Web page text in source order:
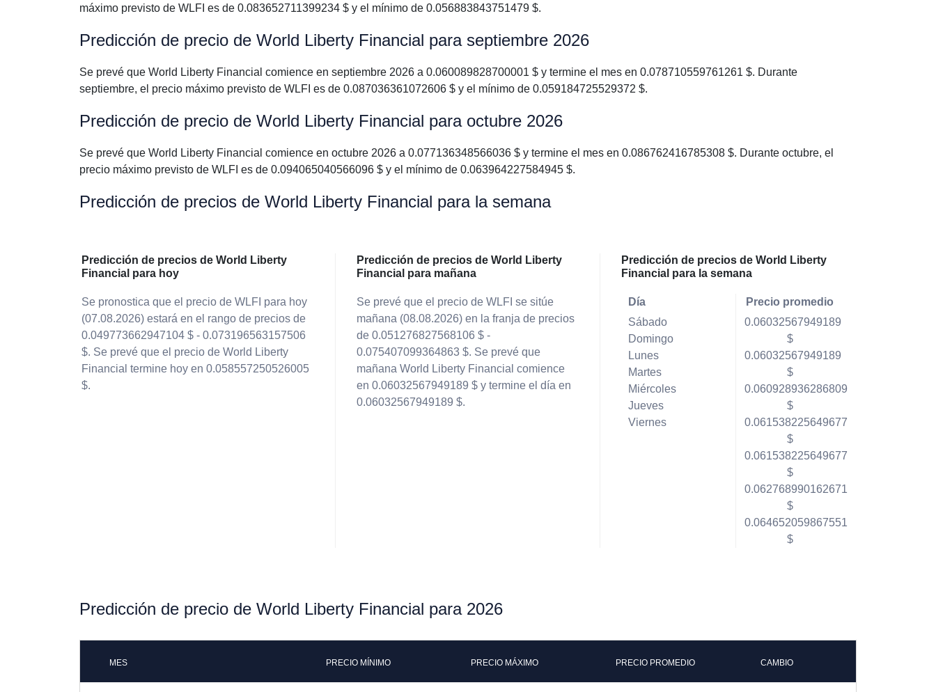
máximo previsto de WLFI es de 0.083652711399234 $ y el mínimo de 0.056883843751479 $.
Predicción de precio de World Liberty Financial para septiembre 2026
Se prevé que World Liberty Financial comience en septiembre 2026 a 0.060089828700001 $ y termine el mes en 0.078710559761261 $. Durante
septiembre, el precio máximo previsto de WLFI es de 0.087036361072606 $ y el mínimo de 0.059184725529372 $.
Predicción de precio de World Liberty Financial para octubre 2026
Se prevé que World Liberty Financial comience en octubre 2026 a 0.077136348566036 $ y termine el mes en 0.086762416785308 $. Durante octubre, el
precio máximo previsto de WLFI es de 0.094065040566096 $ y el mínimo de 0.063964227584945 $.
Predicción de precios de World Liberty Financial para la semana
Predicción de precios de World Liberty
Financial para hoy
Se pronostica que el precio de WLFI para hoy
(07.08.2026) estará en el rango de precios de
0.049773662947104 $ - 0.073196563157506
$. Se prevé que el precio de World Liberty
Financial termine hoy en 0.058557250526005
$.
Predicción de precios de World Liberty
Financial para mañana
Se prevé que el precio de WLFI se sitúe
mañana (08.08.2026) en la franja de precios
de 0.051276827568106 $ -
0.075407099364863 $. Se prevé que
mañana World Liberty Financial comience
en 0.06032567949189 $ y termine el día en
0.06032567949189 $.
Predicción de precios de World Liberty
Financial para la semana
Día
Sábado
Domingo
Lunes
Martes
Miércoles
Jueves
Viernes
Precio promedio
0.06032567949189
$
0.06032567949189
$
0.060928936286809
$
0.061538225649677
$
0.061538225649677
$
0.062768990162671
$
0.064652059867551
$
Predicción de precio de World Liberty Financial para 2026
MES PRECIO MÍNIMO PRECIO MÁXIMO PRECIO PROMEDIO CAMBIO